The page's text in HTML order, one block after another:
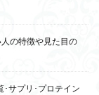
の特徴や見た目の
サプリ･プロテイン